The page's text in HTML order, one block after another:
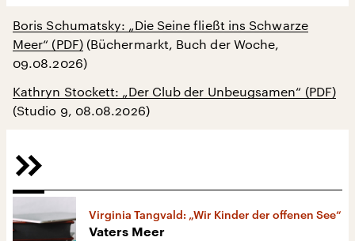
Boris Schumatsky: „Die Seine fließt ins Schwarze
Meer“ (PDF)(Büchermarkt, Buch der Woche,
09.08.2026)
Kathryn Stockett: „Der Club der Unbeugsamen“ (PDF)
(Studio 9, 08.08.2026)
Virginia Tangvald: „Wir Kinder der offenen See“
Vaters Meer